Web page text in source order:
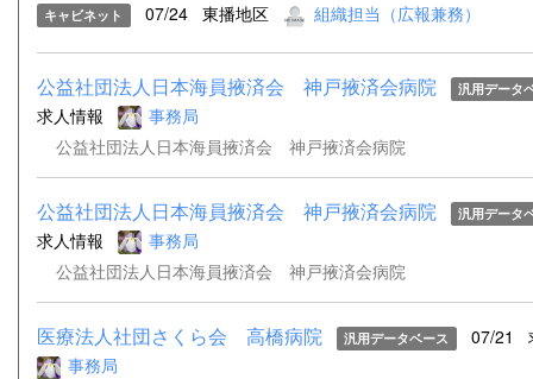
キャビネット 07/24 東播地区 組織担当（広報兼務）
公益社団法人日本海員掖済会 神戸掖済会病院 汎用データ
求人情報
事務局
公益社団法人日本海員掖済会 神戸掖済会病院
公益社団法人日本海員掖済会 神戸掖済会病院 汎用データ
求人情報
事務局
公益社団法人日本海員掖済会 神戸掖済会病院
医療法人社団さくら会 高橋病院 汎用データベース 07/21
事務局